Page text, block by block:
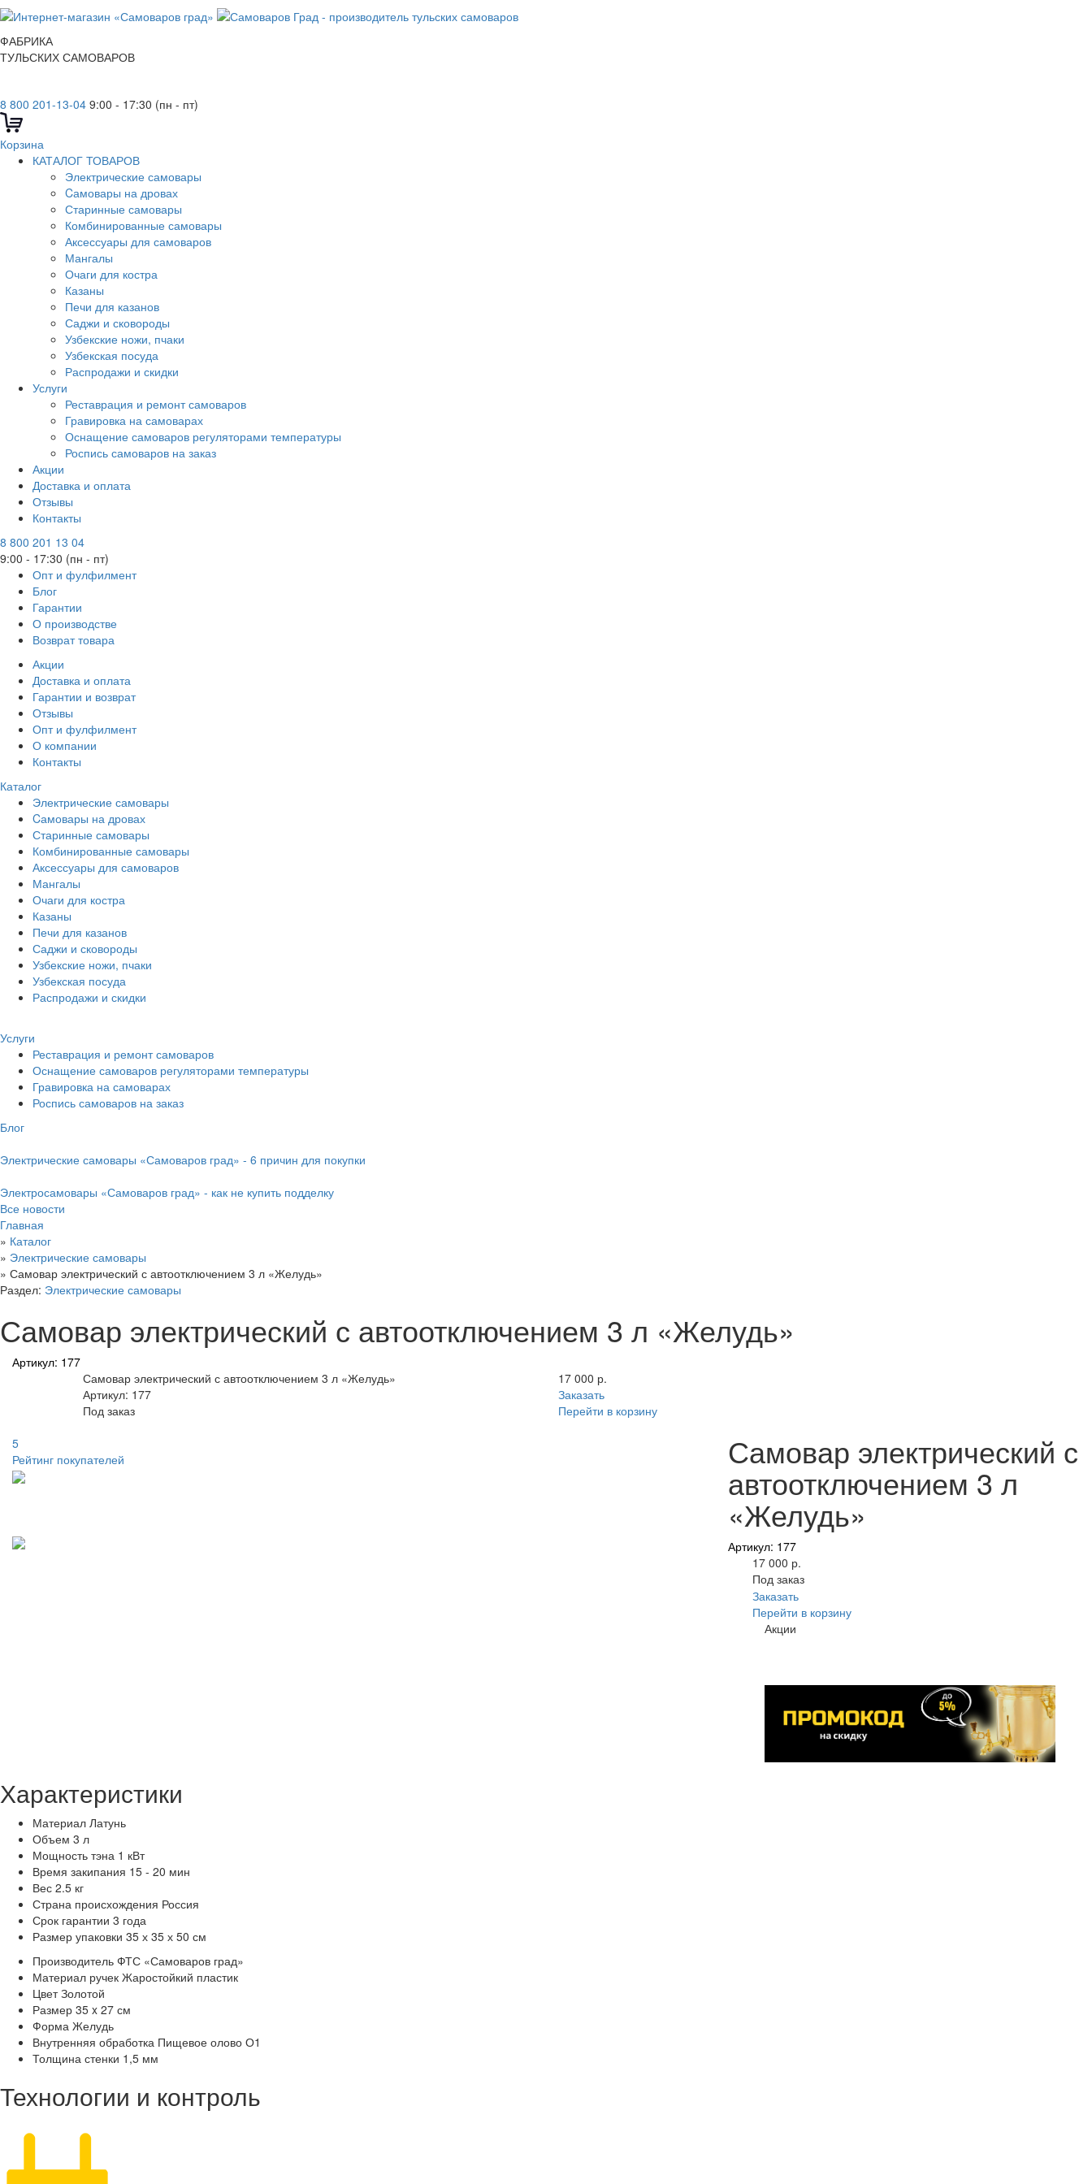
ФАБРИКА
ТУЛЬСКИХ САМОВАРОВ
8 800 201-13-04 9:00 - 17:30 (пн - пт)
Корзина
КАТАЛОГ ТОВАРОВ
Электрические самовары
Cамовары на дровах
Старинные самовары
Комбинированные самовары
Аксессуары для самоваров
Мангалы
Очаги для костра
Казаны
Печи для казанов
Саджи и сковороды
Узбекские ножи, пчаки
Узбекская посуда
Распродажи и скидки
Услуги
Реставрация и ремонт самоваров
Гравировка на самоварах
Оснащение самоваров регуляторами температуры
Роспись самоваров на заказ
Акции
Доставка и оплата
Отзывы
Контакты
8 800 201 13 04
9:00 - 17:30 (пн - пт)
Опт и фулфилмент
Блог
Гарантии
О производстве
Возврат товара
Акции
Доставка и оплата
Гарантии и возврат
Отзывы
Опт и фулфилмент
О компании
Контакты
Каталог
Электрические самовары
Cамовары на дровах
Старинные самовары
Комбинированные самовары
Аксессуары для самоваров
Мангалы
Очаги для костра
Казаны
Печи для казанов
Саджи и сковороды
Узбекские ножи, пчаки
Узбекская посуда
Распродажи и скидки
Услуги
Реставрация и ремонт самоваров
Оснащение самоваров регуляторами температуры
Гравировка на самоварах
Роспись самоваров на заказ
Блог
Электрические самовары «Самоваров град» - 6 причин для покупки
Электросамовары «Самоваров град» - как не купить подделку
Все новости
Главная
» Каталог
» Электрические самовары
» Самовар электрический с автоотключением 3 л «Желудь»
Раздел: Электрические самовары
Самовар электрический с автоотключением 3 л «Желудь»
Артикул: 177
Самовар электрический с автоотключением 3 л «Желудь»
Артикул: 177
Под заказ
17 000 р.
Заказать
Перейти в корзину
5
Рейтинг покупателей
Самовар электрический с
автоотключением 3 л
«Желудь»
Артикул: 177
17 000 р.
Под заказ
Заказать
Перейти в корзину
Акции
Характеристики
Материал Латунь
Объем 3 л
Мощность тэна 1 кВт
Время закипания 15 - 20 мин
Вес 2.5 кг
Страна происхождения Россия
Срок гарантии 3 года
Размер упаковки 35 х 35 х 50 см
Производитель ФТС «Самоваров град»
Материал ручек Жаростойкий пластик
Цвет Золотой
Размер 35 x 27 см
Форма Желудь
Внутренняя обработка Пищевое олово О1
Толщина стенки 1,5 мм
Технологии и контроль